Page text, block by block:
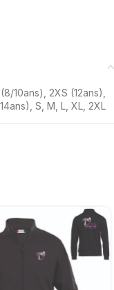
10ans) 2XS (12ans)
S M L XL 2XL